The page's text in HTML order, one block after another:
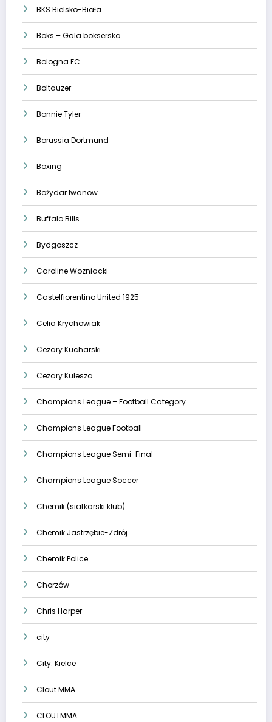
BKS Bielsko-Biała
Boks – Gala bokserska
Bologna FC
Boltauzer
Bonnie Tyler
Borussia Dortmund
Boxing
Bożydar Iwanow
Buffalo Bills
Bydgoszcz
Caroline Wozniacki
Castelfiorentino United 1925
Celia Krychowiak
Cezary Kucharski
Cezary Kulesza
Champions League – Football Category
Champions League Football
Champions League Semi-Final
Champions League Soccer
Chemik (siatkarski klub)
Chemik Jastrzębie-Zdrój
Chemik Police
Chorzów
Chris Harper
city
City: Kielce
Clout MMA
CLOUTMMA